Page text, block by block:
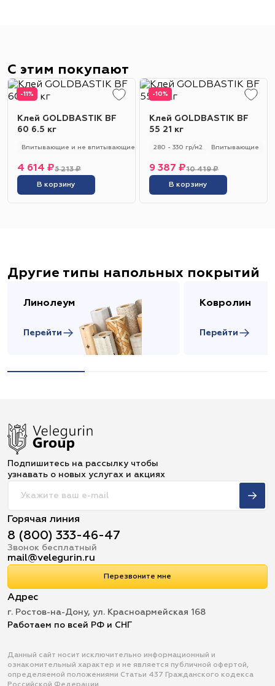
С этим покупают
-11%
Клей GOLDBASTIK BF
60 6.5 кг
Впитывающие и не впитывающие 250 - 280 гр/м2 Универсальный
5 213 ₽
4 614 ₽
В корзину
-10%
Клей GOLDBASTIK BF
55 21 кг
280 - 330 гр/м2 Впитывающие
10 419 ₽
9 387 ₽
В корзину
Другие типы напольных покрытий
Линолеум
Перейти
Ковролин
Перейти
Подпишитесь на рассылку чтобы
узнавать о новых услугах и акциях
Горячая линия
8 (800) 333-46-47
Звонок бесплатный
mail@velegurin.ru
Перезвоните мне
Адрес
г. Ростов-на-Дону, ул. Красноармейская 168
Работаем по всей РФ и СНГ
Данный сайт носит исключительно информационный и
ознакомительный характер и не является публичной офертой,
определяемой положениями Статьи 437 Гражданского кодекса